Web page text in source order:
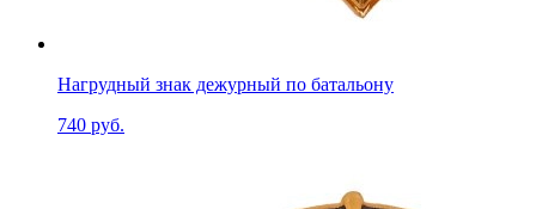
Нагрудный знак дежурный по батальону
740 руб.